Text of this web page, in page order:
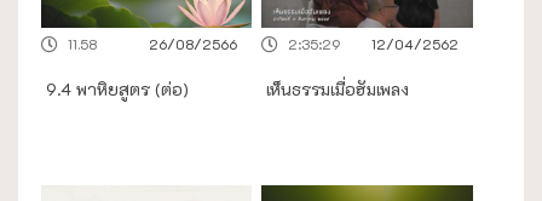
26/08/2566
11.58
9.4 พาหิยสูตร (ต่อ)
12/04/2562
2:35:29
เห็นธรรมเมื่อฮัมเพลง